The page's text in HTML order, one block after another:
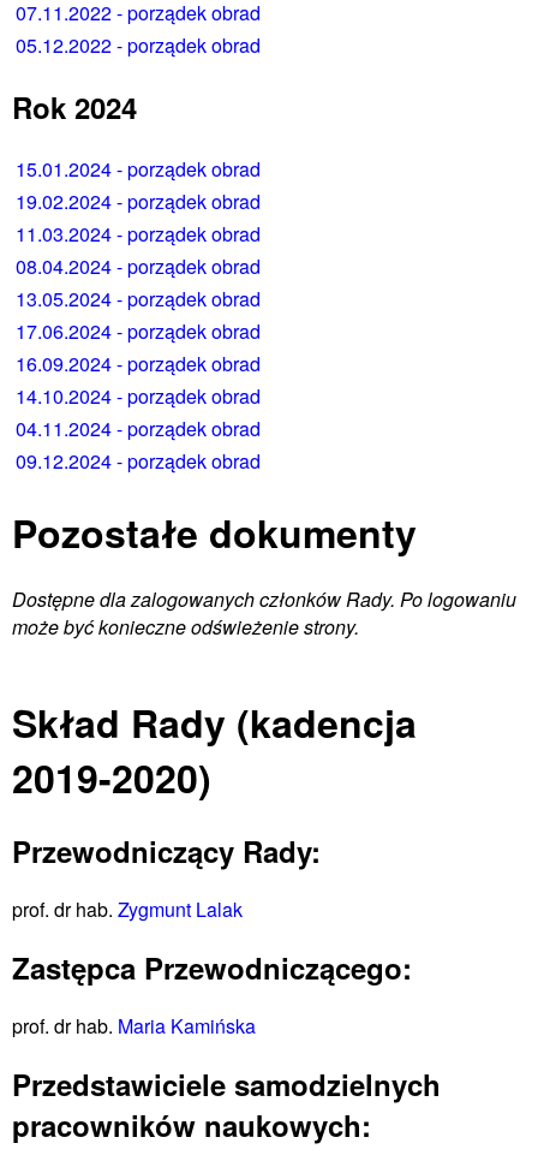
07.11.2022 - porządek obrad
05.12.2022 - porządek obrad
Rok 2024
15.01.2024 - porządek obrad
19.02.2024 - porządek obrad
11.03.2024 - porządek obrad
08.04.2024 - porządek obrad
13.05.2024 - porządek obrad
17.06.2024 - porządek obrad
16.09.2024 - porządek obrad
14.10.2024 - porządek obrad
04.11.2024 - porządek obrad
09.12.2024 - porządek obrad
Pozostałe dokumenty
Dostępne dla zalogowanych członków Rady. Po logowaniu
może być konieczne odświeżenie strony.
Skład Rady (kadencja
2019-2020)
Przewodniczący Rady:
prof. dr hab. Zygmunt Lalak
Zastępca Przewodniczącego:
prof. dr hab. Maria Kamińska
Przedstawiciele samodzielnych
pracowników naukowych: